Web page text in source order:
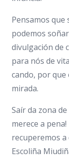
Pensamos que
podemos
divulgación de
para nós de
cando, por que
mirada.
Saír da zona
merece a
recuperemos a
Escoliña